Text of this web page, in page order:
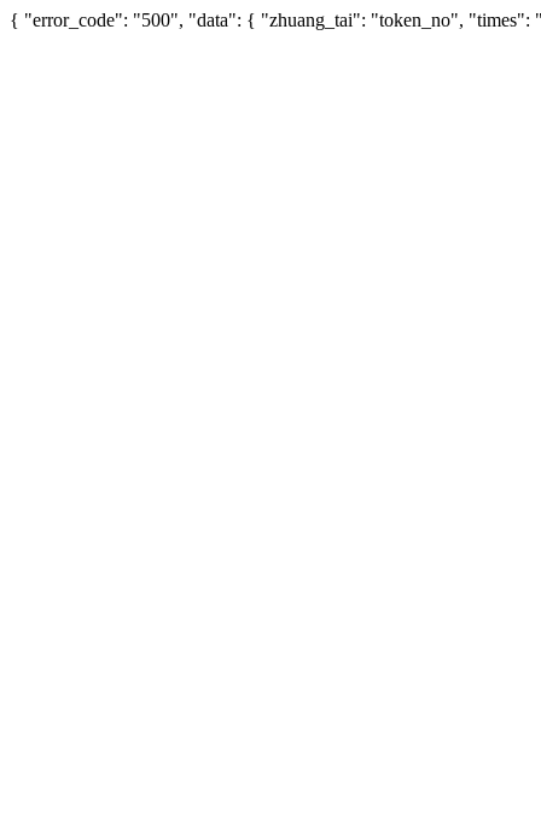
{ "error_code": "500", "data": { "zhuang_tai": "token_no", "times":